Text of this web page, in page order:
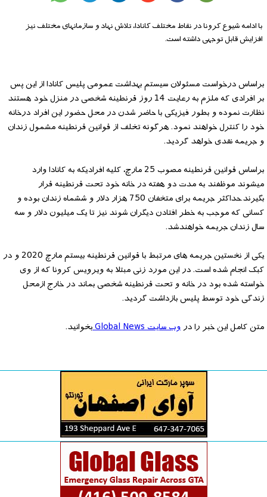
با ادامه شیوع کرونا در نقاط مختلف کانادا، تلاش نهاد و سازمانهای مختلف نیز
افزایش قابل توجهی داشته است.
براساس درخواست مسئولان سیستم بهداشت عمومی پلیس کانادا از این پس
بر افرادی که ملزم به رعایت 14 روز قرنطینه شخصی در منزل خود هستند
نظارت نموده و بطور فیزیکی با حاضر شدن در محل حضور این افراد درخانه
خود را کنترل خواهند نمود. هرگونه تخلف از قوانین قرنطینه مشمول زندان
و جریمه نقدی خواهد گردید.
براساس قوانین قرنطینه مصوب 25 مارچ، کلیه افرادیکه به کانادا وارد
میشوند موظفند به مدت دو هفته در خانه خود تحت قرنطینه قرار
بگیرند.حداکثر جریمه برای متخفان 750 هزار دلار و ششماه زندان بوده و
کسانی که موجب به خطر افتادن دیگران شوند نیز تا یک میلیون دلار و سه
سال زندان جریمه خواهندشد.
یکی از نخستین جریمه های مرتبط با قوانین قرنطینه بیستم مارچ 2020 و در
کبک انجام شده است. در این مورد زنی مبتلا به ویرویس کرونا که از وی
خواسته شده بود در خانه و تحت قرنطینه شخصی بماند در خارج ازمحل
زندگی خود توسط پلیس بازداشت گردید.
متن کامل این خبر را دروب سایت Global News بخوانید.